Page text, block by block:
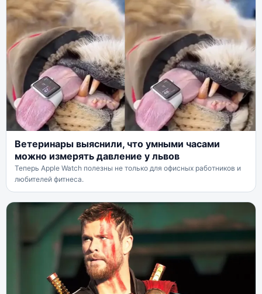
Ветеринары выяснили, что умными часами
можно измерять давление у львов
Теперь Apple Watch полезны не только для офисных работников и
любителей фитнеса.